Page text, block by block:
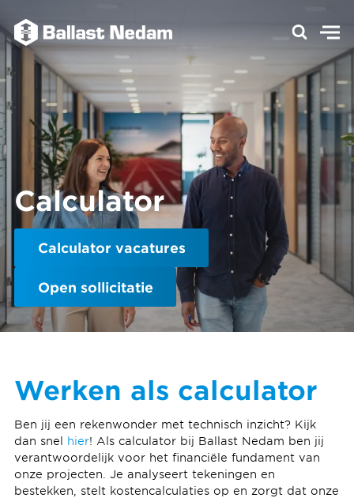
Calculator
Calculator vacatures
Open sollicitatie
Werken als calculator
Ben jij een rekenwonder met technisch inzicht? Kijk
dan snel hier! Als calculator bij Ballast Nedam ben jij
verantwoordelijk voor het financiële fundament van
onze projecten. Je analyseert tekeningen en
bestekken, stelt kostencalculaties op en zorgt dat onze